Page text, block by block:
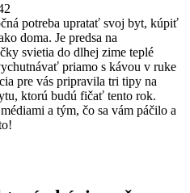
potreba upratať svoj byt, kúpiť
doma. Je predsa na
svietia do dlhej zime teplé
priamo s kávou v ruke
pre vás pripravila tri tipy na
ktorú budú fičať tento rok.
a tým, čo sa vám páčilo a